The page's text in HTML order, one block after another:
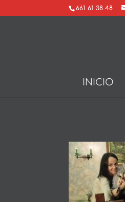
661 61 38 48
INICIO